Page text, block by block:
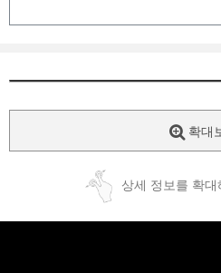
확대
상세 정보를 확